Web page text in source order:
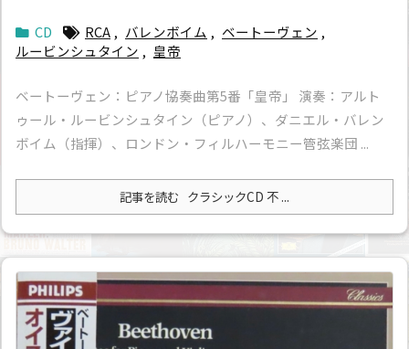
CD RCA , バレンボイム , ベートーヴェン ,
ルービンシュタイン , 皇帝
ベートーヴェン：ピアノ協奏曲第5番「皇帝」 演奏：アルト
ゥール・ルービンシュタイン（ピアノ）、ダニエル・バレン
ボイム（指揮）、ロンドン・フィルハーモニー管弦楽団 ...
記事を読む クラシックCD 不 ...